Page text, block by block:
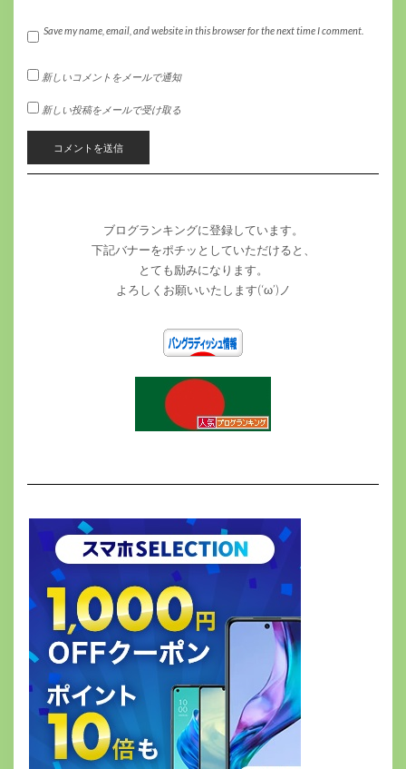
Save my name, email, and website in this browser for the next time I comment.
新しいコメントをメールで通知
新しい投稿をメールで受け取る
ブログランキングに登録しています。
下記バナーをポチッとしていただけると、
とても励みになります。
よろしくお願いいたします(‘ω’)ノ